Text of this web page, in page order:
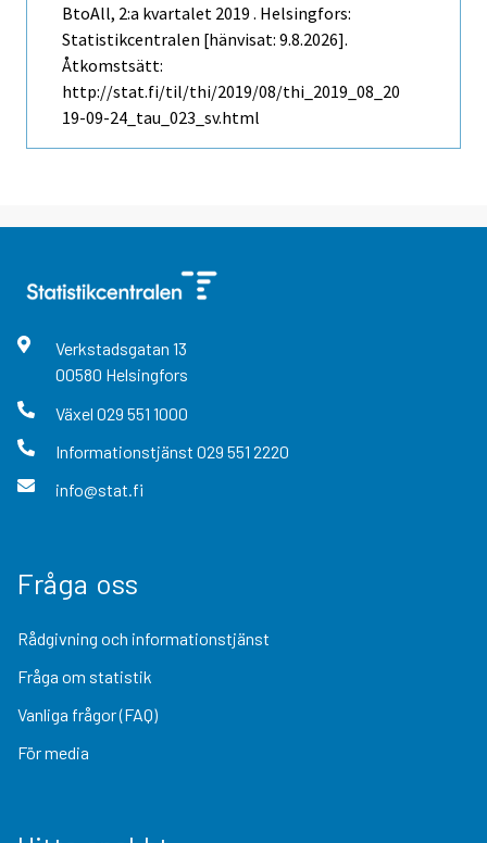
BtoAll, 2:a kvartalet 2019 . Helsingfors:
Statistikcentralen [hänvisat: 9.8.2026].
Åtkomstsätt:
http://stat.fi/til/thi/2019/08/thi_2019_08_20
19-09-24_tau_023_sv.html
Verkstadsgatan 13
00580 Helsingfors
Växel 029 551 1000
Informationstjänst 029 551 2220
info@stat.fi
Fråga oss
Rådgivning och informationstjänst
Fråga om statistik
Vanliga frågor (FAQ)
För media